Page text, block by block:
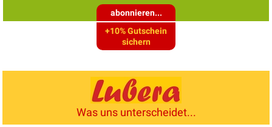
abonnieren...
+10% Gutschein
sichern
Was uns unterscheidet...